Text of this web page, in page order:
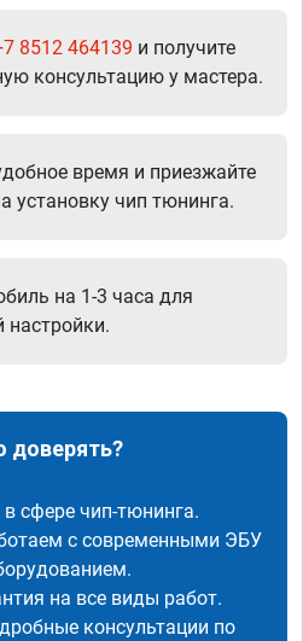
8512 464139 и получите
консультацию у мастера.
время и приезжайте
установку чип тюнинга.
на 1-3 часа для
настройки.
сфере чип-тюнинга.
с современными ЭБУ
на все виды работ.
консультации по